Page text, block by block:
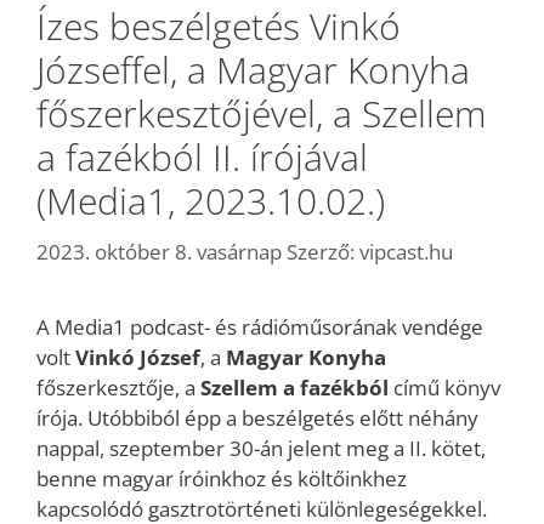
Ízes beszélgetés Vinkó
Józseffel, a Magyar Konyha
főszerkesztőjével, a Szellem
a fazékból II. írójával
(Media1, 2023.10.02.)
2023. október 8. vasárnap Szerző: vipcast.hu
A Media1 podcast- és rádióműsorának vendége
voltVinkó József, a Magyar Konyha
főszerkesztője, a Szellem a fazékból című könyv
írója. Utóbbiból épp a beszélgetés előtt néhány
nappal, szeptember 30-án jelent meg a II. kötet,
benne magyar íróinkhoz és költőinkhez
kapcsolódó gasztrotörténeti különlegeségekkel.